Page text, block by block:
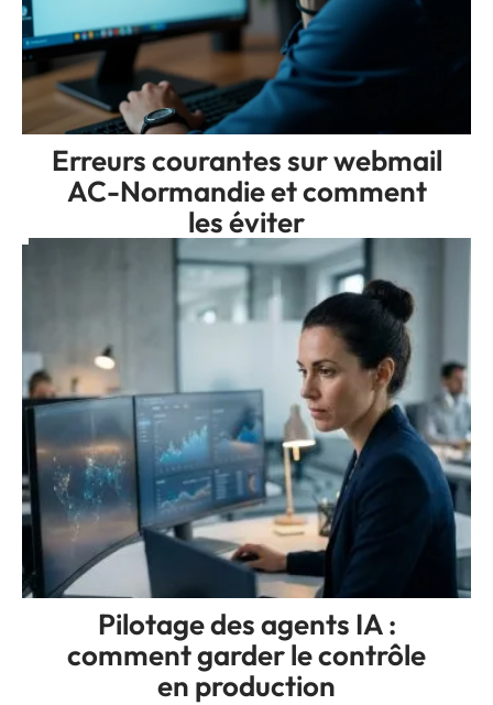
Erreurs courantes sur webmail
AC-Normandie et comment
les éviter
Pilotage des agents IA :
comment garder le contrôle
en production